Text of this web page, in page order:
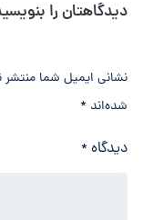
دیدگاهتان را
نشانی ایمیل شما
شده‌اند *
دیدگاه*